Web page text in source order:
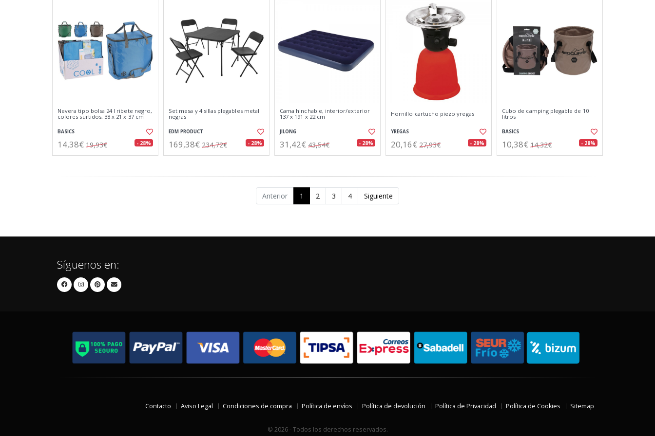
Nevera tipo bolsa 24 l ribete negro,
colores surtidos, 38 x 21 x 37 cm
BASICS
14,38€ 19,93€ - 28%
Set mesa y 4 sillas plegables metal
negras
EDM PRODUCT
169,38€ 234,72€ - 28%
Cama hinchable, interior/exterior
137 x 191 x 22 cm
JILONG
31,42€ 43,54€ - 28%
Hornillo cartucho piezo yregas
YREGAS
20,16€ 27,93€ - 28%
Cubo de camping plegable de 10
litros
BASICS
10,38€ 14,32€ - 28%
Anterior 1 2 3 4 Siguiente
Síguenos en:
Contacto Aviso Legal Condiciones de compra Política de envíos Política de devolución Política de Privacidad Política de Cookies Sitemap
© 2026 - Todos los derechos reservados.